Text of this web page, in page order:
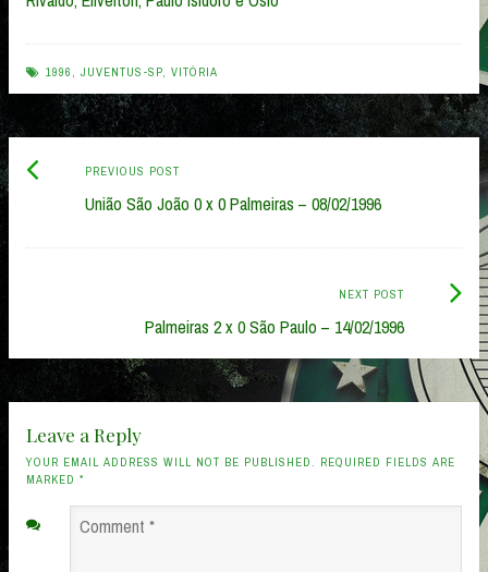
1996 JUVENTUS-SP VITÓRIA
Post
navigation
PREVIOUS POSTPrevious
post:
União São João 0 x 0 Palmeiras – 08/02/1996
NEXT POST
Palmeiras 2 x 0 São Paulo – 14/02/1996
Next
Leave a Reply
YOUR EMAIL ADDRESS WILL NOT BE PUBLISHED. REQUIRED FIELDS ARE
MARKED *
Comment